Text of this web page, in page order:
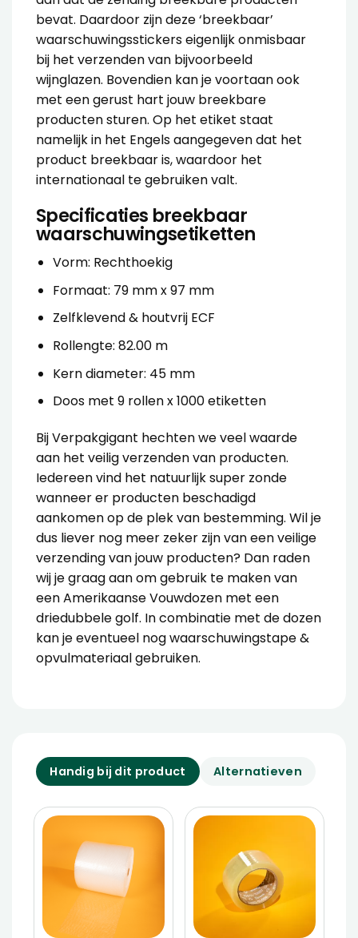
bevat. Daardoor zijn deze ‘breekbaar’
waarschuwingsstickers eigenlijk onmisbaar
bij het verzenden van bijvoorbeeld
wijnglazen. Bovendien kan je voortaan ook
met een gerust hart jouw breekbare
producten sturen. Op het etiket staat
namelijk in het Engels aangegeven dat het
product breekbaar is, waardoor het
internationaal te gebruiken valt.
Specificaties breekbaar
waarschuwingsetiketten
Vorm: Rechthoekig
Formaat: 79 mm x 97 mm
Zelfklevend & houtvrij ECF
Rollengte: 82.00 m
Kern diameter: 45 mm
Doos met 9 rollen x 1000 etiketten
Bij Verpakgigant hechten we veel waarde
aan het veilig verzenden van producten.
Iedereen vind het natuurlijk super zonde
wanneer er producten beschadigd
aankomen op de plek van bestemming. Wil je
dus liever nog meer zeker zijn van een veilige
verzending van jouw producten? Dan raden
wij je graag aan om gebruik te maken van
eenAmerikaanse Vouwdozen met een
driedubbele golf. In combinatie met de dozen
kan je eventueel nogwaarschuwingstape&
opvulmateriaalgebruiken.
Handig bij dit product Alternatieven